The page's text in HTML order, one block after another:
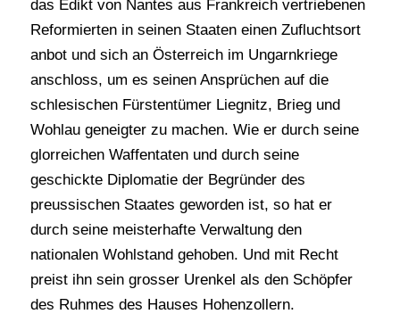
das Edikt von Nantes aus Frankreich vertriebenen
Reformierten in seinen Staaten einen Zufluchtsort
anbot und sich an Österreich im Ungarnkriege
anschloss, um es seinen Ansprüchen auf die
schlesischen Fürstentümer Liegnitz, Brieg und
Wohlau geneigter zu machen. Wie er durch seine
glorreichen Waffentaten und durch seine
geschickte Diplomatie der Begründer des
preussischen Staates geworden ist, so hat er
durch seine meisterhafte Verwaltung den
nationalen Wohlstand gehoben. Und mit Recht
preist ihn sein grosser Urenkel als den Schöpfer
des Ruhmes des Hauses Hohenzollern.